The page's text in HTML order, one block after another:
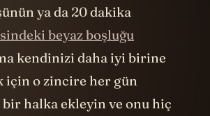
ya da 20 dakika
beyaz boşluğu
kendinizi daha iyi birine
için o zincire her gün
halka ekleyin ve onu hiç